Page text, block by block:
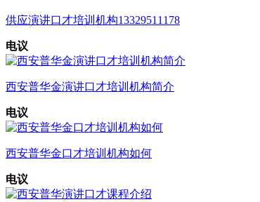
供应演讲口才培训机构13329511178
电议
西安普华金演讲口才培训机构简介
电议
西安普华金口才培训机构如何
电议